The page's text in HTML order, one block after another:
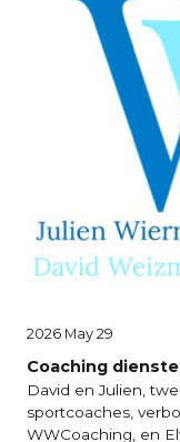
2026 May 29
Coaching
David en Julien,
sportcoaches,
WWCoaching, en